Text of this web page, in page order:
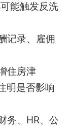
能触发反洗
记录、雇佣
住房津
明是否影响
务、HR、公